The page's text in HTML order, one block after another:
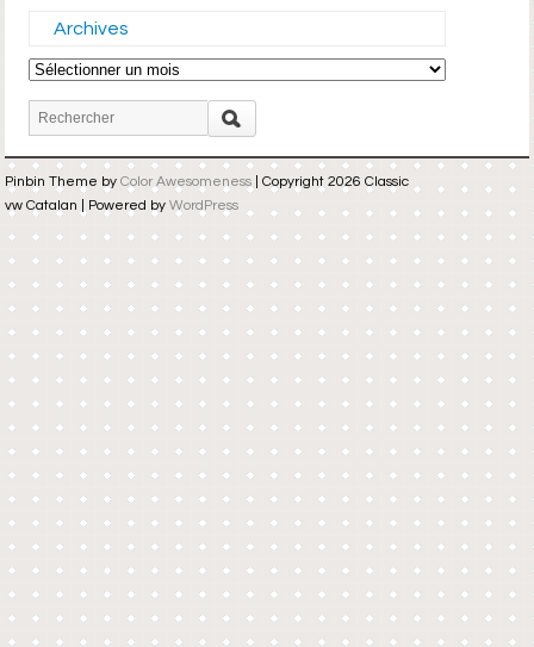
Archives
Archives
Pinbin Theme by Color Awesomeness | Copyright 2026 Classic
vw Catalan | Powered by WordPress